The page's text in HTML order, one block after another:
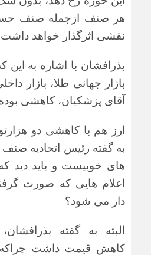
هر صنف ازجمله صنف
نقشی اثرگذار خواهد
بذرافشان با اشاره به
بازار جهانی طلا، بازار
آقای پزشکیان، کاهشی
ارز هم با کاهشی دو
به گفته رئیس اتحادیه صنف
های خوبیست و باید دید
اعلام هایی که صورت
دار می شود؟
البته به گفته
کاهش قیمت داشت چراکه